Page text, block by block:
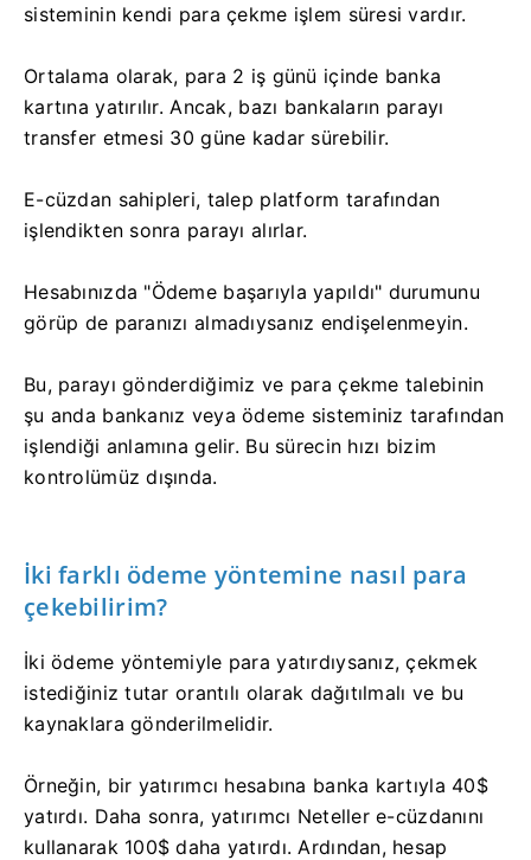
sisteminin kendi para çekme işlem süresi vardır.
Ortalama olarak, para 2 iş günü içinde banka
kartına yatırılır. Ancak, bazı bankaların parayı
transfer etmesi 30 güne kadar sürebilir.
E-cüzdan sahipleri, talep platform tarafından
işlendikten sonra parayı alırlar.
Hesabınızda "Ödeme başarıyla yapıldı" durumunu
görüp de paranızı almadıysanız endişelenmeyin.
Bu, parayı gönderdiğimiz ve para çekme talebinin
şu anda bankanız veya ödeme sisteminiz tarafından
işlendiği anlamına gelir. Bu sürecin hızı bizim
kontrolümüz dışında.
İki farklı ödeme yöntemine nasıl para
çekebilirim?
İki ödeme yöntemiyle para yatırdıysanız, çekmek
istediğiniz tutar orantılı olarak dağıtılmalı ve bu
kaynaklara gönderilmelidir.
Örneğin, bir yatırımcı hesabına banka kartıyla 40$
yatırdı. Daha sonra, yatırımcı Neteller e-cüzdanını
kullanarak 100$ daha yatırdı. Ardından, hesap